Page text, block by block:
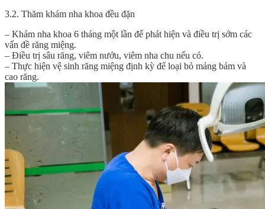
3.2. Thăm khám nha khoa đều đặn
– Khám nha khoa 6 tháng một lần để phát hiện và điều trị sớm các
vấn đề răng miệng.
– Điều trị sâu răng, viêm nướu, viêm nha chu nếu có.
– Thực hiện vệ sinh răng miệng định kỳ để loại bỏ mảng bám và
cao răng.